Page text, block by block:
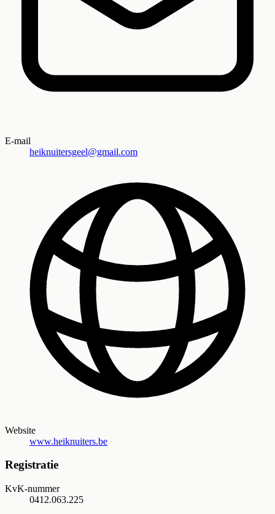
E-mail
heiknuitersgeel@gmail.com
Website
www.heiknuiters.be
Registratie
KvK-nummer
0412.063.225